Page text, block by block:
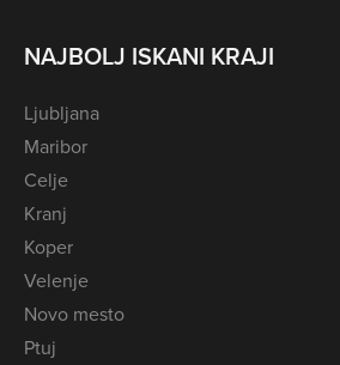
NAJBOLJ ISKANI KRAJI
Ljubljana
Maribor
Celje
Kranj
Koper
Velenje
Novo mesto
Ptuj